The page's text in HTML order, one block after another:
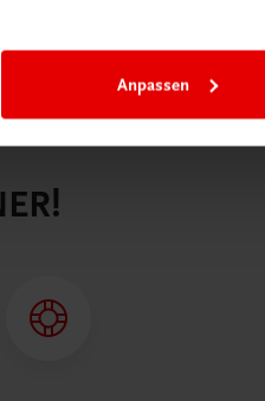
Anpassen